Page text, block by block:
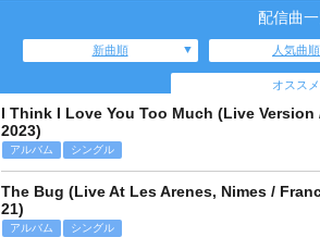
配信曲
新曲順 人気曲順
オススメ
I Think I Love You Too Much (Live Version
2023)
アルバム シングル
The Bug (Live At Les Arenes, Nimes /
21)
アルバム シングル